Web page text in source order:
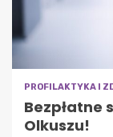
PROFILAKTYKA I
Bezpłatne
Olkuszu!